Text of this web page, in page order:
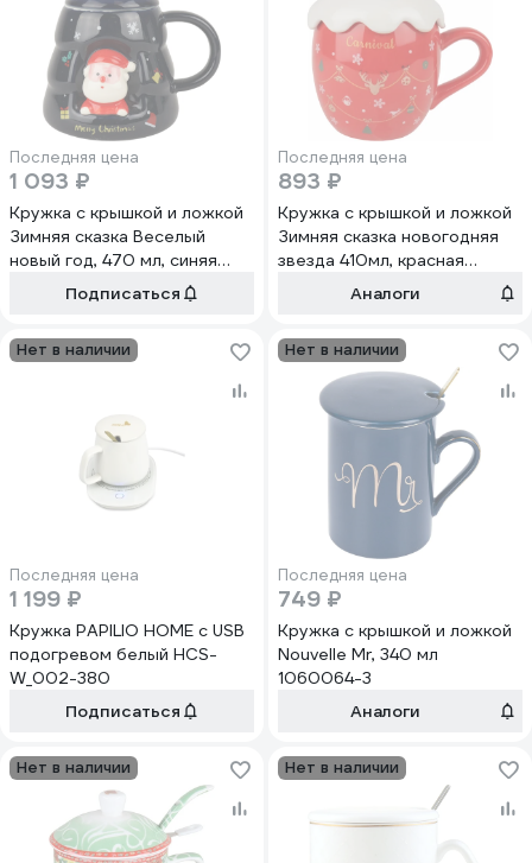
Последняя цена
1 093 ₽
Кружка с крышкой и ложкой
Зимняя сказка Веселый
новый год, 470 мл, синяя
680094-1Подписаться
Последняя цена
893 ₽
Кружка с крышкой и ложкой
Зимняя сказка новогодняя
звезда 410мл, красная
680099-1Аналоги
Нет в наличии
Последняя цена
1 199 ₽
Кружка PAPILIO HOME с USB
подогревом белый HCS-
W_002-380
Подписаться
Нет в наличии
Последняя цена
749 ₽
Кружка с крышкой и ложкой
Nouvelle Mr, 340 мл
1060064-3
Аналоги
Нет в наличии Нет в наличии